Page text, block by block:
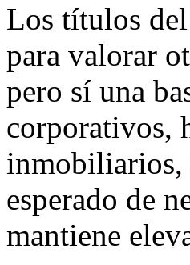
Los títulos
para valorar
pero sí una
corporativos,
inmobiliarios,
esperado de
mantiene